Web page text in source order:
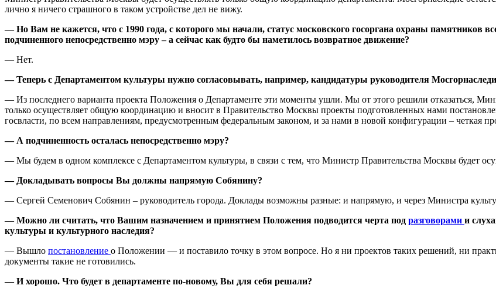
лично я ничего страшного в таком устройстве дел не вижу.
— Но Вам не кажется, что с 1990 года, с которого мы начали, статус московского госоргана охраны памятников
подчиненного непосредственно мэру – а сейчас как будто бы наметилось возвратное движение?
— Нет.
— Теперь с Департаментом культуры нужно согласовывать, например, кандидатуры руководителя
— Из последнего варианта проекта Положения о Департаменте эти моменты ушли. Мы от этого решили отказаться,
только осуществляет общую координацию и вносит в Правительство Москвы проекты подготовленных нами
госвласти, по всем направлениям, предусмотренным федеральным законом, и за нами в новой конфигурации – четкая
— А подчиненность осталась непосредственно мэру?
— Мы будем в одном комплексе с Департаментом культуры, в связи с тем, что Министр Правительства Москвы будет
— Докладывать вопросы Вы должны напрямую Собянину?
— Сергей Семенович Собянин – руководитель города. Доклады возможны разные: и напрямую, и через Министра
— Можно ли считать, что Вашим назначением и принятием Положения подводится черта под разговорами и
культуры и культурного наследия?
— Вышло постановление о Положении — и поставило точку в этом вопросе. Но я ни проектов таких решений, ни
документы такие не готовились.
— И хорошо. Что будет в департаменте по-новому, Вы для себя решали?